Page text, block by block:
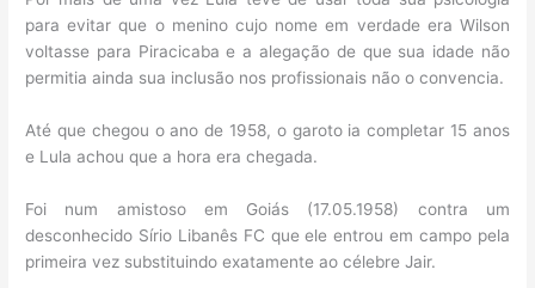
para evitar que o menino cujo nome em verdade era Wilson
voltasse para Piracicaba e a alegação de que sua idade não
permitia ainda sua inclusão nos profissionais não o convencia.
Até que chegou o ano de 1958, o garoto ia completar 15 anos
e Lula achou que a hora era chegada.
Foi num amistoso em Goiás (17.05.1958) contra um
desconhecido Sírio Libanês FC que ele entrou em campo pela
primeira vez substituindo exatamente ao célebre Jair.